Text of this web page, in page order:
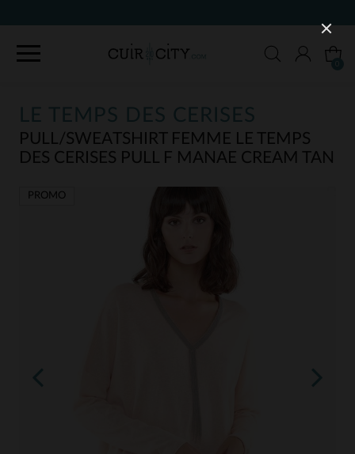
LE TEMPS DES CERISES
PULL/SWEATSHIRT FEMME LE TEMPS
DES CERISES PULL F MANAE CREAM TAN
PROMO